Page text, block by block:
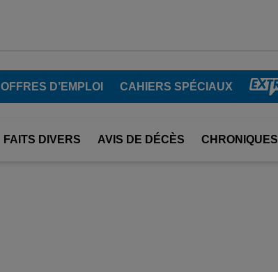
OFFRES D’EMPLOI CAHIERS SPÉCIAUX
FAITS DIVERS AVIS DE DÉCÈS CHRONIQUES